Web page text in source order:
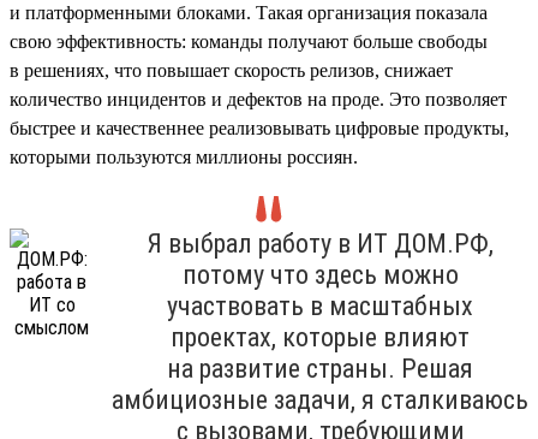
и платформенными блоками. Такая организация показала
свою эффективность: команды получают больше свободы
в решениях, что повышает скорость релизов, снижает
количество инцидентов и дефектов на проде. Это позволяет
быстрее и качественнее реализовывать цифровые продукты,
которыми пользуются миллионы россиян.
Я выбрал работу в ИТ ДОМ.РФ,
потому что здесь можно
участвовать в масштабных
проектах, которые влияют
на развитие страны. Решая
амбициозные задачи, я сталкиваюсь
с вызовами, требующими